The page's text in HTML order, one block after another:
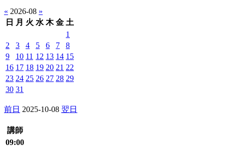
« 2026-08 »
日
月 火 水 木 金 土
1
2
3 4 5 6 7
8
9
10 11 12 13 14 15
16 17 18 19 20 21 22
23 24 25 26 27 28 29
30 31
前日 2025-10-08 翌日
講師
09:00